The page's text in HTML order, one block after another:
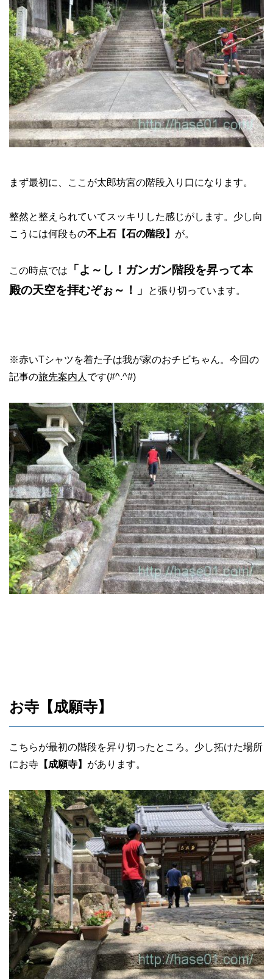
まず最初に、ここが太郎坊宮の階段入り口になります。
整然と整えられていてスッキリした感じがします。少し向
こうには何段もの不上石【石の階段】 が。
この時点では
「よ～し！ガンガン階段を昇って本
殿の天空を拝むぞぉ～！」
と張り切っています。
※赤いTシャツを着た子は我が家のおチビちゃん。今回の
記事の旅先案内人 です(#^.^#)
お寺【成願寺】
こちらが最初の階段を昇り切ったところ。少し拓けた場所
にお寺 【成願寺】 があります。